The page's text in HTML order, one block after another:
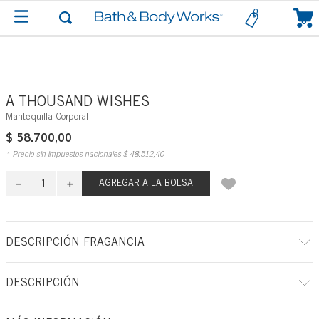
0
A THOUSAND WISHES
Mantequilla Corporal
$ 58.700,00
* Precio sin impuestos nacionales $ 48.512,40
＋
－ AGREGAR A LA BOLSA
DESCRIPCIÓN FRAGANCIA
A qué huele: una celebración dulce y conmovedora.
DESCRIPCIÓN